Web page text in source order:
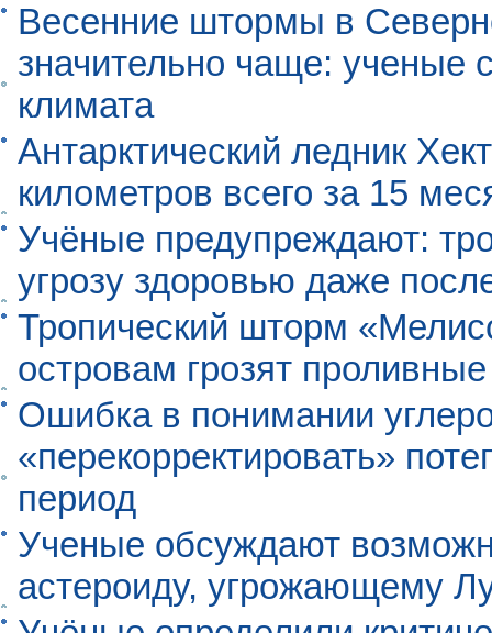
Весенние штормы в
значительно чаще: ученые
климата
Антарктический ледник
километров всего за 15
Учёные предупреждают:
угрозу здоровью даже
Тропический шторм
островам грозят
Ошибка в понимании
«перекорректировать»
период
Ученые обсуждают
астероиду, угрожающему